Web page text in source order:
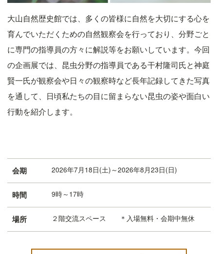
大山自然歴史館では、多くの皆様に自然を大切にする心を
育んでいただくための自然観察会を行っており、分野ごと
に専門の指導員の方々に解説等をお願いしています。今回
の企画展では、昆虫分野の指導員である干村隆司氏と神庭
賢一氏が観察会や日々の観察時など長年記録してきた写真
を通して、日頃私たちの目に留まらない昆虫の姿や面白い
行動を紹介します。
会期 2026年7月18日(土)～2026年8月23日(日)
時間 9時～17時
場所 ２階交流スペース ＊入場無料・会期中無休